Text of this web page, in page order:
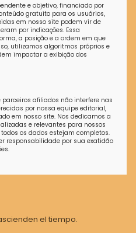
e objetivo, financiado por
gratuito para os usuários,
em nosso site podem vir de
por indicações. Essa
a posição e a ordem em que
utilizamos algoritmos próprios e
impactar a exibição dos
afiliados não interfere nas
por nossa equipe editorial,
em nosso site. Nos dedicamos a
e relevantes para nossos
os dados estejam completos.
responsabilidade por sua exatidão
el tiempo.